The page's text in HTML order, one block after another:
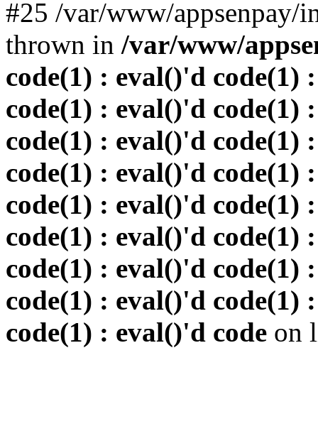
#25 /var/www/
thrown in /var/www/
code(1) : eval()'d code(1)
code(1) : eval()'d code(1)
code(1) : eval()'d code(1)
code(1) : eval()'d code(1)
code(1) : eval()'d code(1)
code(1) : eval()'d code(1)
code(1) : eval()'d code(1)
code(1) : eval()'d code(1)
code(1) : eval()'d code on